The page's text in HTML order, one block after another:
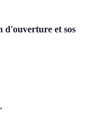
d'ouverture et sos